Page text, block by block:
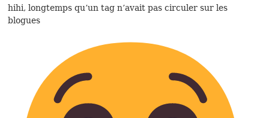
hihi, longtemps qu’un tag n’avait pas circuler sur les
blogues